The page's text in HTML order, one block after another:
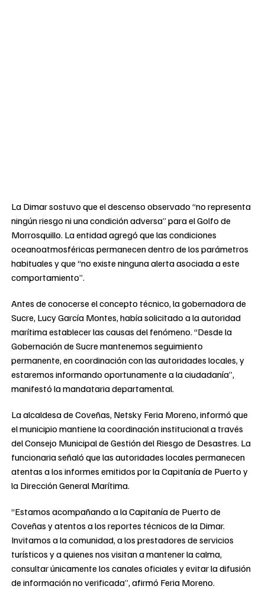
La Dimar sostuvo que el descenso observado “no representa
ningún riesgo ni una condición adversa” para el Golfo de
Morrosquillo. La entidad agregó que las condiciones
oceanoatmosféricas permanecen dentro de los parámetros
habituales y que “no existe ninguna alerta asociada a este
comportamiento”.
Antes de conocerse el concepto técnico, la gobernadora de
Sucre, Lucy García Montes, había solicitado a la autoridad
marítima establecer las causas del fenómeno. “Desde la
Gobernación de Sucre mantenemos seguimiento
permanente, en coordinación con las autoridades locales, y
estaremos informando oportunamente a la ciudadanía”,
manifestó la mandataria departamental.
La alcaldesa de Coveñas, Netsky Feria Moreno, informó que
el municipio mantiene la coordinación institucional a través
del Consejo Municipal de Gestión del Riesgo de Desastres. La
funcionaria señaló que las autoridades locales permanecen
atentas a los informes emitidos por la Capitanía de Puerto y
la Dirección General Marítima.
“Estamos acompañando a la Capitanía de Puerto de
Coveñas y atentos a los reportes técnicos de la Dimar.
Invitamos a la comunidad, a los prestadores de servicios
turísticos y a quienes nos visitan a mantener la calma,
consultar únicamente los canales oficiales y evitar la difusión
de información no verificada”, afirmó Feria Moreno.